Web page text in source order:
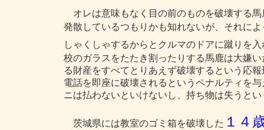
オレは意味もなく目の前のものを破壊する
発散しているつもりかも知れないが、それに
しゃくしゃするからとクルマのドアに蹴りを
校のガラスをたたき割ったりする馬鹿は大嫌
る財産をすべてとりあえず破壊するという応
電話を即座に破壊されるというペナルティを
ニは払わないといけないし、持ち物は失うと
茨城県には教室のゴミ箱を破壊した １４